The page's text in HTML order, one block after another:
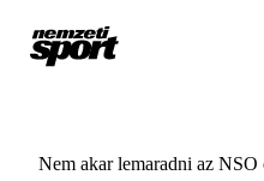
Nem akar lemaradni az